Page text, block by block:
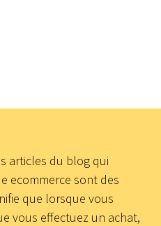
articles du blog qui
ecommerce sont des
que lorsque vous
vous effectuez un achat,